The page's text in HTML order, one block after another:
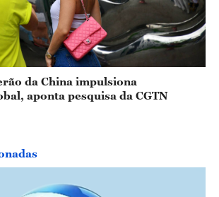
da China impulsiona
aponta pesquisa da CGTN